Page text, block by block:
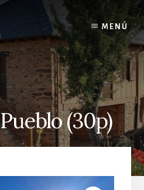
MENÚ
(30p)